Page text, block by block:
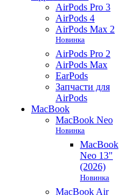
AirPods Pro 3
AirPods 4
AirPods Max 2
Новинка
AirPods Pro 2
AirPods Max
EarPods
Запчасти для
AirPods
MacBook
MacBook Neo
Новинка
MacBook
Neo 13"
(2026)
Новинка
MacBook Air